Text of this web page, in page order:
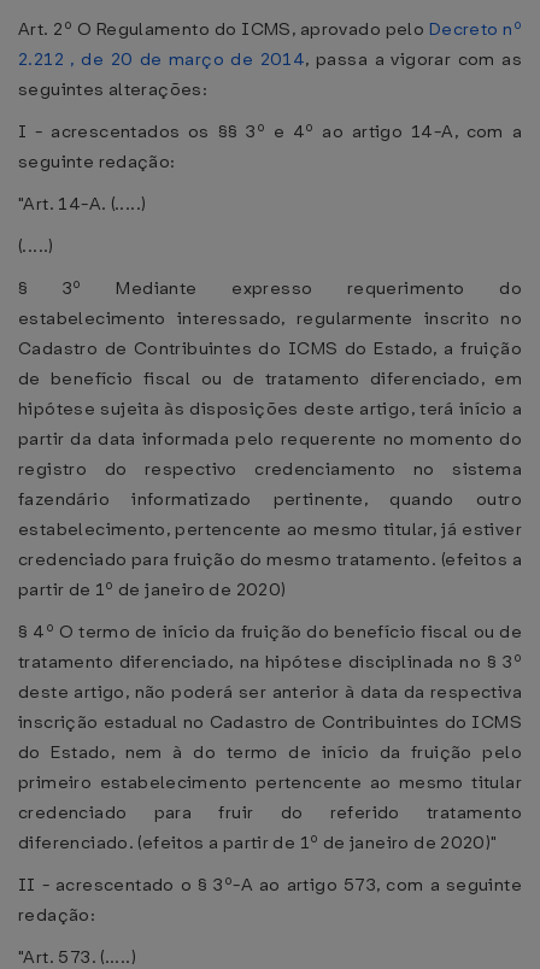
Art. 2º O Regulamento do ICMS, aprovado pelo Decreto nº
2.212 , de 20 de março de 2014, passa a vigorar com as
seguintes alterações:
I - acrescentados os §§ 3º e 4º ao artigo 14-A, com a
seguinte redação:
"Art. 14-A. (.....)
(.....)
§ 3º Mediante expresso requerimento do
estabelecimento interessado, regularmente inscrito no
Cadastro de Contribuintes do ICMS do Estado, a fruição
de benefício fiscal ou de tratamento diferenciado, em
hipótese sujeita às disposições deste artigo, terá início a
partir da data informada pelo requerente no momento do
registro do respectivo credenciamento no sistema
fazendário informatizado pertinente, quando outro
estabelecimento, pertencente ao mesmo titular, já estiver
credenciado para fruição do mesmo tratamento. (efeitos a
partir de 1º de janeiro de 2020)
§ 4º O termo de início da fruição do benefício fiscal ou de
tratamento diferenciado, na hipótese disciplinada no § 3º
deste artigo, não poderá ser anterior à data da respectiva
inscrição estadual no Cadastro de Contribuintes do ICMS
do Estado, nem à do termo de início da fruição pelo
primeiro estabelecimento pertencente ao mesmo titular
credenciado para fruir do referido tratamento
diferenciado. (efeitos a partir de 1º de janeiro de 2020)"
II - acrescentado o § 3º-A ao artigo 573, com a seguinte
redação:
"Art. 573. (.....)